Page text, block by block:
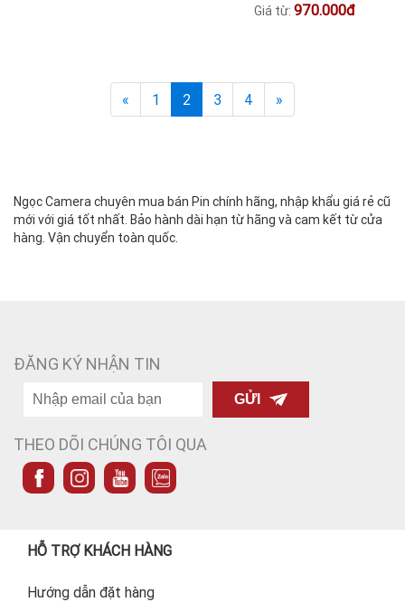
Giá từ: 970.000đ
« 1 2 3 4 »
Ngọc Camera chuyên mua bán Pin chính hãng, nhập khẩu giá rẻ cũ
mới với giá tốt nhất. Bảo hành dài hạn từ hãng và cam kết từ cửa
hàng. Vận chuyển toàn quốc.
ĐĂNG KÝ NHẬN TIN
GỬI
THEO DÕI CHÚNG TÔI QUA
HỖ TRỢ KHÁCH HÀNG
Hướng dẫn đặt hàng